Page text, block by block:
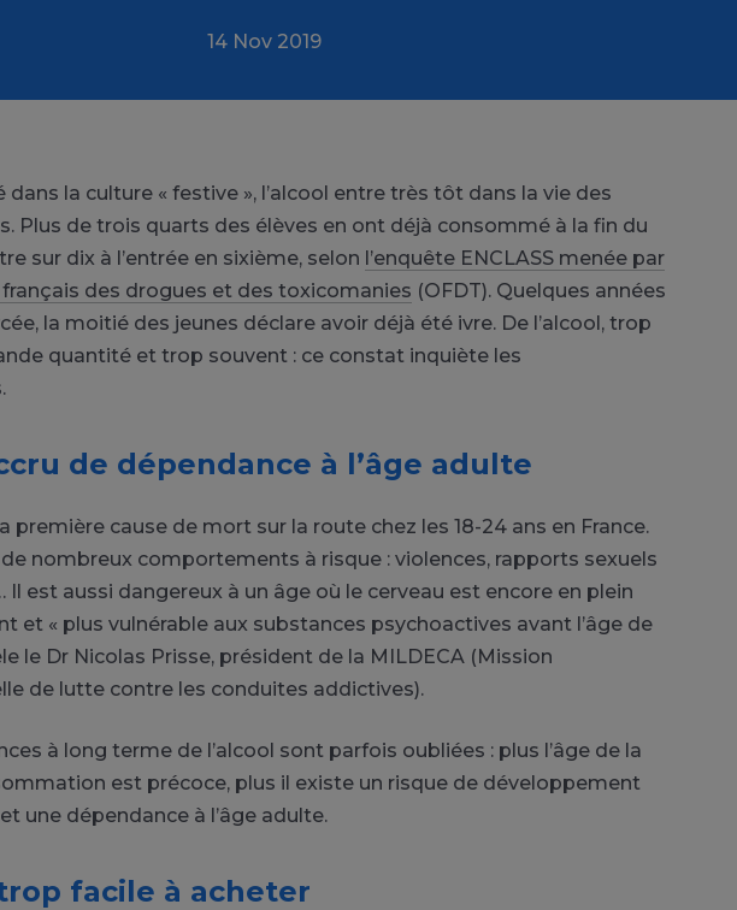
14 Nov 2019
dans la culture « festive », l’alcool entre très tôt dans la vie des
Plus de trois quarts des élèves en ont déjà consommé à la fin du
sur dix à l’entrée en sixième, selon l’enquête ENCLASS menée par
français des drogues et des toxicomanies (OFDT). Quelques années
la moitié des jeunes déclare avoir déjà été ivre. De l’alcool, trop
quantité et trop souvent : ce constat inquiète les
de dépendance à l’âge adulte
première cause de mort sur la route chez les 18-24 ans en France.
nombreux comportements à risque : violences, rapports sexuels
est aussi dangereux à un âge où le cerveau est encore en plein
et « plus vulnérable aux substances psychoactives avant l’âge de
le Dr Nicolas Prisse, président de la MILDECA (Mission
de lutte contre les conduites addictives).
à long terme de l’alcool sont parfois oubliées : plus l’âge de la
est précoce, plus il existe un risque de développement
une dépendance à l’âge adulte.
facile à acheter